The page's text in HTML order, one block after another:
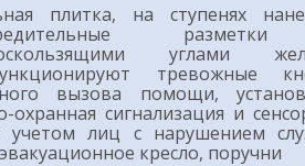
плитка, на ступенях
углами
тревожные
вызова помощи,
охранная сигнализация и
учетом лиц с нарушением
кресло, поручни